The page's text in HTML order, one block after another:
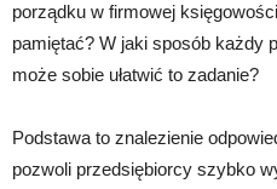
porządku w firmowej
pamiętać? W jaki sposób każdy
może sobie ułatwić to zadanie?
Podstawa to znalezienie
pozwoli przedsiębiorcy szybko